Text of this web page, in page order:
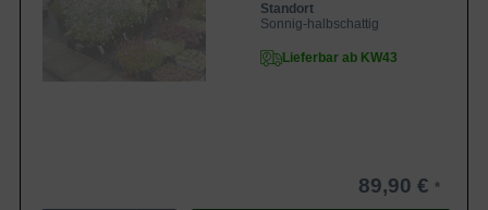
Standort
Sonnig-halbschattig
Lieferbar ab KW43
89,90 €